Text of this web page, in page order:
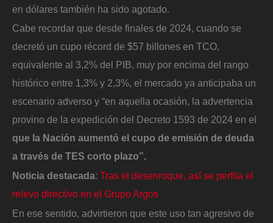
en dólares también ha sido agotado.
Cabe recordar que desde finales de 2024, cuando se
decretó un cupo récord de $57 billones en TCO,
equivalente al 3,2% del PIB, muy por encima del rango
histórico entre 1,3% y 2,3%, el mercado ya anticipaba un
escenario adverso y “en aquella ocasión, la advertencia
provino de la expedición del Decreto 1593 de 2024 en el
que la Nación aumentó el cupo de emisión de deuda
a través de TES corto plazo”.
Noticia destacada: Tras el desenroque, así se perfila el
relevo directivo en el Grupo Argos
En ese sentido, advirtieron que este uso tan agresivo de